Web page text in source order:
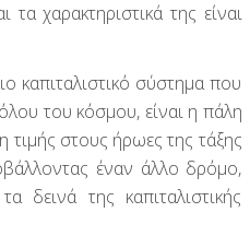
χαρακτηριστικά της είναι
καπιταλιστικό σύστημα που
του κόσμου, είναι η πάλη
τιμής στους ήρωες της τάξης
έναν άλλο δρόμο,
δεινά της καπιταλιστικής